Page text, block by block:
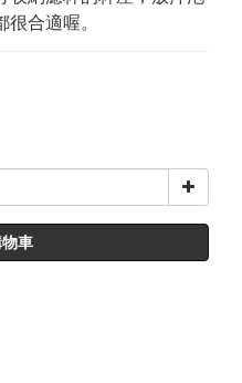
合適喔。
車